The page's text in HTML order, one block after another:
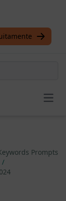
Prompts
/